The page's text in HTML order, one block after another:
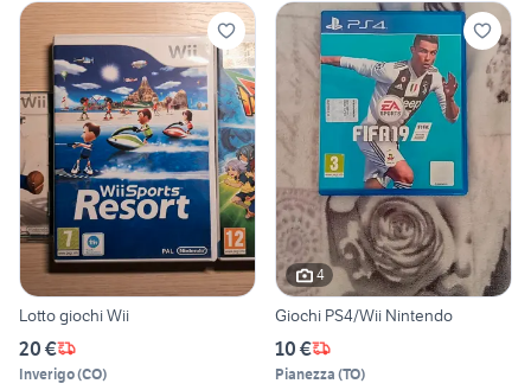
Lotto giochi Wii
20 €
Inverigo(CO)
4
Giochi PS4/Wii Nintendo
10 €
Pianezza (TO)